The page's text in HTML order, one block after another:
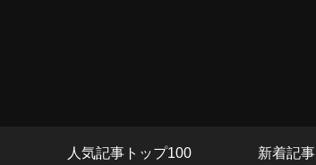
人気記事トップ100 新着記事